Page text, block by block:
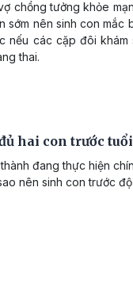
chồng tưởng khỏe
sớm nên sinh con mắc
nếu các cặp đôi
thai.
hai con trước tuổi
đang thực hiện
nên sinh con trước